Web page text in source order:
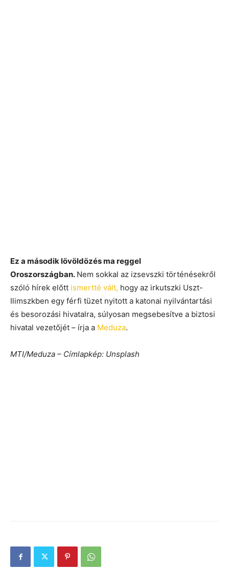
Ez a második lövöldözés ma reggel
Oroszországban. Nem sokkal az izsevszki történésekről
szóló hírek előtt ismertté vált, hogy az irkutszki Uszt-
Ilimszkben egy férfi tüzet nyitott a katonai nyilvántartási
és besorozási hivatalra, súlyosan megsebesítve a biztosi
hivatal vezetőjét – írja a Meduza.
MTI/Meduza – Címlapkép: Unsplash